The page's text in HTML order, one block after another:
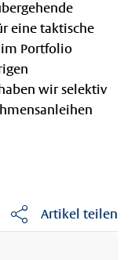
eine taktische
im Portfolio
wir selektiv
Artikel teilen